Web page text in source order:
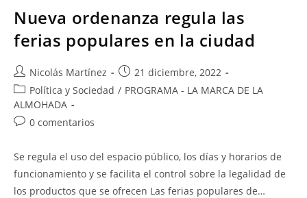
Nueva ordenanza regula las
ferias populares en la ciudad
Nicolás Martínez
21 diciembre, 2022
Política y Sociedad / PROGRAMA - LA MARCA DE LA
ALMOHADA
0 comentarios
Se regula el uso del espacio público, los días y horarios de
funcionamiento y se facilita el control sobre la legalidad de
los productos que se ofrecen Las ferias populares de…